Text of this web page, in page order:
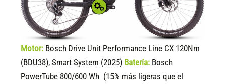
Motor: Bosch Drive Unit Performance Line CX 120Nm
(BDU38), Smart System (2025) Batería: Bosch
PowerTube 800/600 Wh (15% más ligeras que el